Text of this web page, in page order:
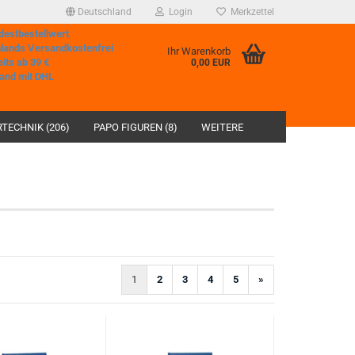
Deutschland Login Merkzettel
Versandkostenfrei
ab 39 €
mit DHL
Ihr Warenkorb
0,00 EUR
(206) PAPO FIGUREN (8) WEITERE
1 2 3 4 5 »